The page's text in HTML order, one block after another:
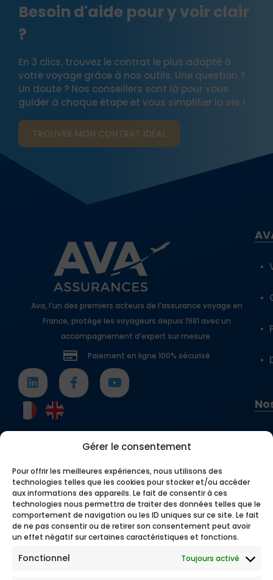
Gérer le consentement
Pour offrir les meilleures expériences, nous utilisons des
technologies telles que les cookies pour stocker et/ou accéder
aux informations des appareils. Le fait de consentir à ces
technologies nous permettra de traiter des données telles que le
comportement de navigation ou les ID uniques sur ce site. Le fait
de ne pas consentir ou de retirer son consentement peut avoir
un effet négatif sur certaines caractéristiques et fonctions.
Fonctionnel Toujours activé
Besoin d'aide pour y voir clair
?
En 3 clics, trouvez le contrat le plus adapté à
votre voyage grâce à nos outils. Une question ?
Un doute ? Nos conseillers sont là pour vous
guider à chaque étape et vous simplifier la vie !
TROUVER MON CONTRAT​ IDÉAL
Ava, l’un des premiers acteurs de l’assurance voyage en
France, protège les voyageurs depuis 1981 avec un
accompagnement d’expert sur mesure.
Paiement en ligne 100% sécurisé